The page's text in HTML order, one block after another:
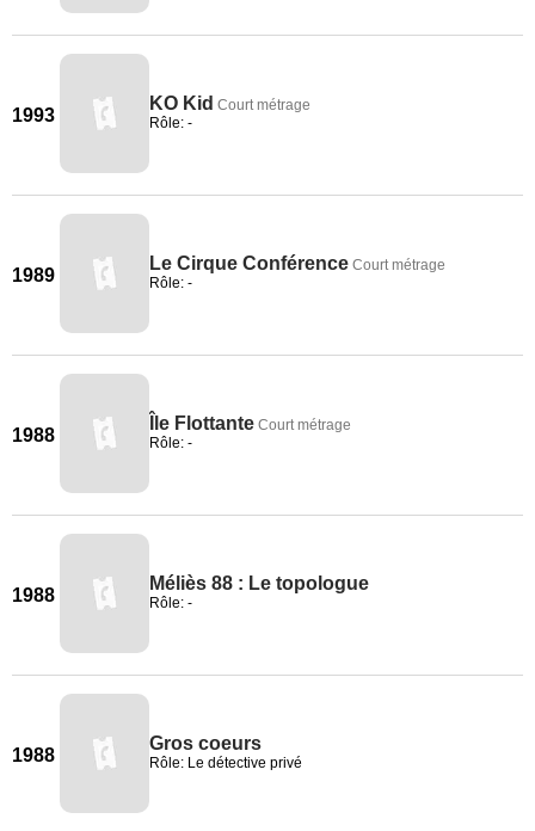
1993
KO Kid Court métrage
Rôle: -
1989
Le Cirque Conférence Court métrage
Rôle: -
1988
Île Flottante Court métrage
Rôle: -
1988
Méliès 88 : Le topologue
Rôle: -
1988
Gros coeurs
Rôle: Le détective privé